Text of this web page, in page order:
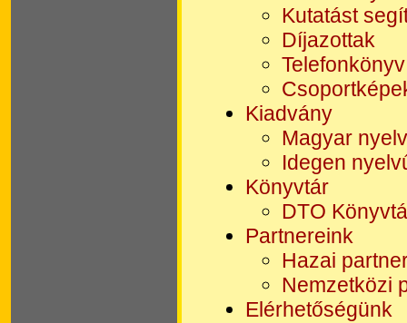
Kutatást
Díjazottak
Telefonkönyv
Kiadvány
Magyar
Idegen
Könyvtár
DTO
Partnereink
Hazai
Nemzetközi
Elérhetőségünk